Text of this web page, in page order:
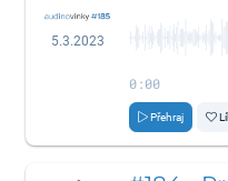
5.3.2023
0:00
Přehraj